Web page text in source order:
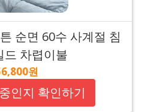
순면 60수 사계절 침
드 차렵이불
원
인지 확인하기